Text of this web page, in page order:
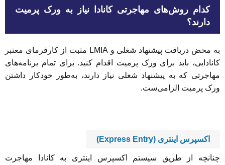
کدام روش‌های مهاجرتی کانادا نیاز به ورک پرمیت
دارند؟
به محض دریافت پیشنهاد شغلی و LMIA مثبت از کارفرمای معتبر
کانادایی، باید برای ورک پرمیت اقدام کنید. برای تمام برنامه‌های
مهاجرتی که به پیشنهاد شغلی نیاز دارند، به‌طور خودکار داشتن
ورک پرمیت الزامی‌ست.
اکسپرس اینتری (Express Entry)
چنانچه از طریق سیستم اکسپرس اینتری به کانادا مهاجرت